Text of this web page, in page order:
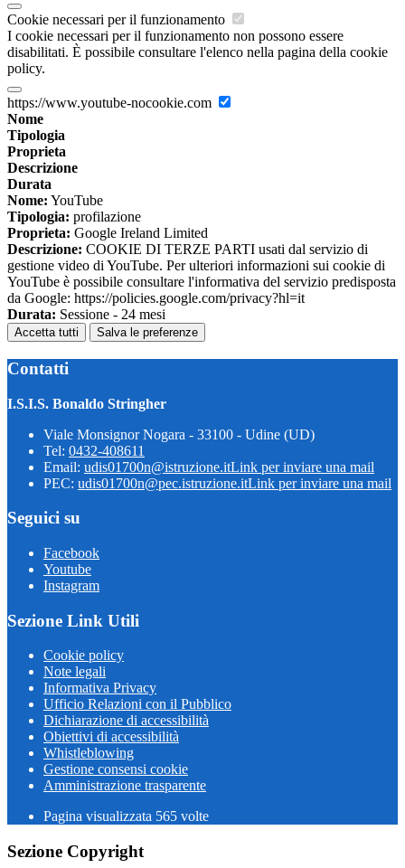
Cookie necessari per il funzionamento
I cookie necessari per il funzionamento non possono essere
disabilitati. È possibile consultare l'elenco nella pagina della cookie
policy.
https://www.youtube-nocookie.com
Nome
Tipologia
Proprieta
Descrizione
Durata
Nome: YouTube
Tipologia: profilazione
Proprieta: Google Ireland Limited
Descrizione: COOKIE DI TERZE PARTI usati dal servizio di
gestione video di YouTube. Per ulteriori informazioni sui cookie di
YouTube è possibile consultare l'informativa del servizio predisposta
da Google: https://policies.google.com/privacy?hl=it
Durata: Sessione - 24 mesi
Accetta tutti Salva le preferenze
Contatti
I.S.I.S. Bonaldo Stringher
Viale Monsignor Nogara - 33100 - Udine (UD)
Tel: 0432-408611
Email: udis01700n@istruzione.itLink per inviare una mail
PEC: udis01700n@pec.istruzione.itLink per inviare una mail
Seguici su
Facebook
Youtube
Instagram
Sezione Link Utili
Cookie policy
Note legali
Informativa Privacy
Ufficio Relazioni con il Pubblico
Dichiarazione di accessibilità
Obiettivi di accessibilità
Whistleblowing
Gestione consensi cookie
Amministrazione trasparente
Pagina visualizzata 565 volte
Sezione Copyright